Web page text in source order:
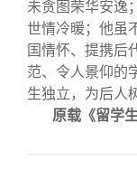
未贪图荣华安逸
世情冷暖；他虽
国情怀、提携后
范、令人景仰的
生独立，为后人
原载《留学